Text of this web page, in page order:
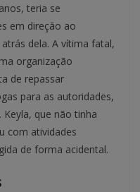
teria se
em direção ao
dela. A vítima fatal,
organização
de repassar
para as autoridades,
que não tinha
com atividades
de forma acidental.